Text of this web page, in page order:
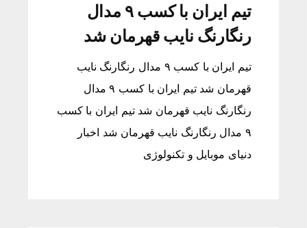
تیم ایران با کسب ۹ مدال
رنگارنگ نایب قهرمان شد
تیم ایران با کسب ۹ مدال رنگارنگ نایب
قهرمان شد تیم ایران با کسب ۹ مدال
رنگارنگ نایب قهرمان شد تیم ایران با کسب
۹ مدال رنگارنگ نایب قهرمان شد اخبار
دنیای موبایل و تکنولوژی